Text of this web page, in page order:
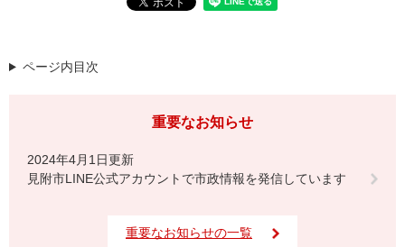
ページ内目次
重要なお知らせ
2024年4月1日更新
見附市LINE公式アカウントで市政情報を発信しています
重要なお知らせの一覧